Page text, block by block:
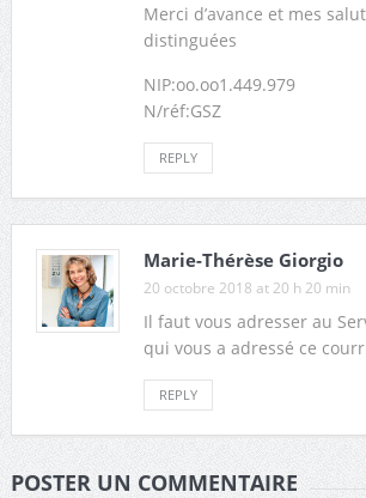
Merci d’avance et mes
distinguées
NIP:oo.oo1.449.979
N/réf:GSZ
REPLY
Marie-Thérèse Giorgio
20 octobre 2018 at 20 h 20 min
Il faut vous adresser au
qui vous a adressé ce
REPLY
POSTER UN COMMENTAIRE